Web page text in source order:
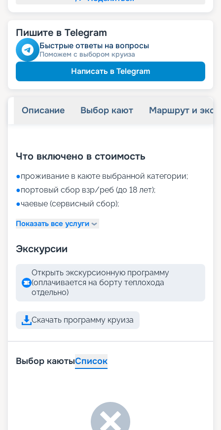
Пишите в Telegram
Быстрые ответы на вопросы
Поможем с выбором круиза
Написать в Telegram
Описание Выбор кают Маршрут и
Что включено в стоимость
●проживание в каюте выбранной категории;
●портовый сбор взр/реб (до 18 лет);
●чаевые (сервисный сбор);
Показать все услуги
Экскурсии
Открыть экскурсионную программу
(оплачивается на борту теплохода
отдельно)
Скачать программу круиза
Выбор каютыСписок